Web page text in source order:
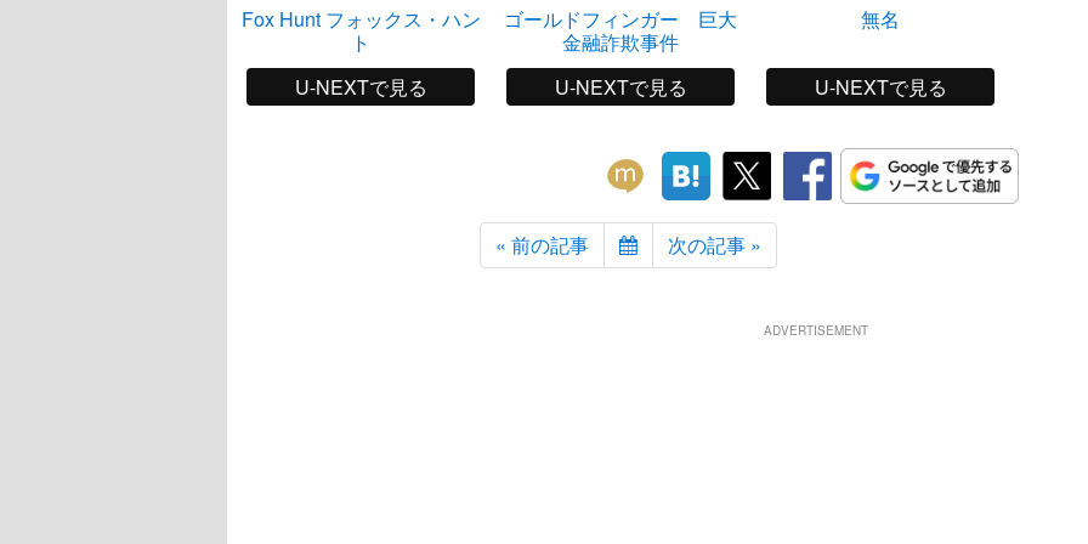
Fox Hunt フォックス・ハン
ト
U-NEXTで見る
ゴールドフィンガー 巨大
金融詐欺事件
U-NEXTで見る
無名
U-NEXTで見る
« 前の記事 次の記事 »
ADVERTISEMENT